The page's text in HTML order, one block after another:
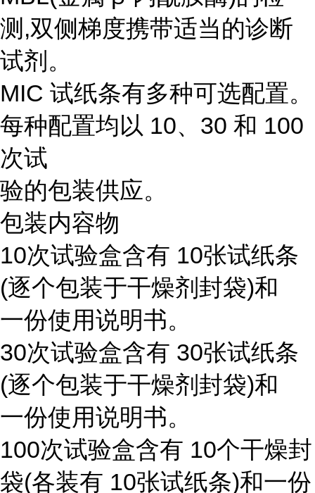
测,双侧梯度携带适当的诊断
试剂。
MIC 试纸条有多种可选配置。
每种配置均以 10、30 和 100
次试
验的包装供应。
包装内容物
10次试验盒含有 10张试纸条
(逐个包装于干燥剂封袋)和
一份使用说明书。
30次试验盒含有 30张试纸条
(逐个包装于干燥剂封袋)和
一份使用说明书。
100次试验盒含有 10个干燥封
袋(各装有 10张试纸条)和一份